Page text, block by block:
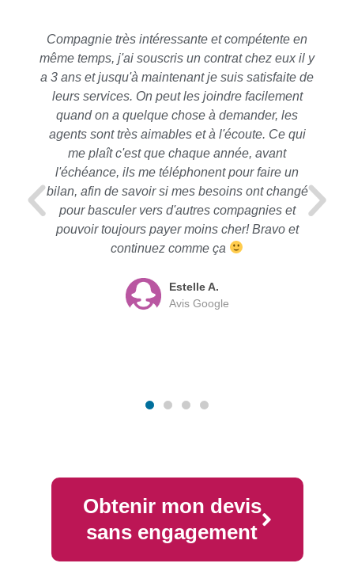
Compagnie très intéressante et compétente en
même temps, j'ai souscris un contrat chez eux il y
a 3 ans et jusqu'à maintenant je suis satisfaite de
leurs services. On peut les joindre facilement
quand on a quelque chose à demander, les
agents sont très aimables et à l'écoute. Ce qui
me plaît c'est que chaque année, avant
l'échéance, ils me téléphonent pour faire un
bilan, afin de savoir si mes besoins ont changé
pour basculer vers d'autres compagnies et
pouvoir toujours payer moins cher! Bravo et
continuez comme ça
Estelle A.
Avis Google
Obtenir mon devis
sans engagement